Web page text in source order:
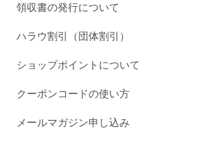
領収書の発行について
ハラウ割引（団体割引）
ショップポイントについて
クーポンコードの使い方
メールマガジン申し込み